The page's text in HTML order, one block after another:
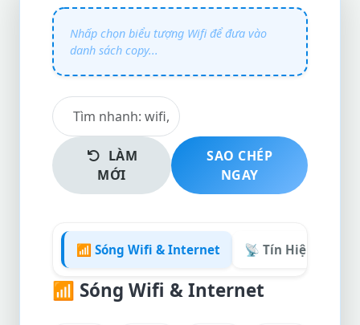
LÀM
MỚI
SAO CHÉP
NGAY
📶 Sóng Wifi & Internet 📡 Tín Hiệu & Vệ
📶 Sóng Wifi & Internet